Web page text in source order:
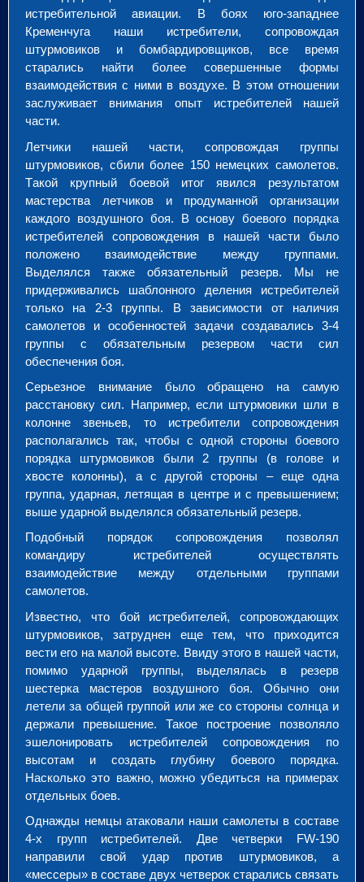
истребительной авиации. В боях юго-западнее
Кременчуга наши истребители, сопровождая
штурмовиков и бомбардировщиков, все время
старались найти более совершенные формы
взаимодействия с ними в воздухе. В этом отношении
заслуживает внимания опыт истребителей нашей
части.
Летчики нашей части, сопровождая группы
штурмовиков, сбили более 150 немецких самолетов.
Tакой крупный боевой итог явился результатом
мастерства летчиков и продуманной организации
каждого воздушного боя. В основу боевого порядка
истребителей сопровождения в нашей части было
положено взаимодействие между группами.
Выделялся также обязательный резерв. Мы не
придерживались шаблонного деления истребителей
только на 2-3 группы. В зависимости от наличия
самолетов и особенностей задачи создавались 3-4
группы с обязательным резервом части сил
обеспечения боя.
Серьезное внимание было обращено на самую
расстановку сил. Например, если штурмовики шли в
колонне звеньев, то истребители сопровождения
располагались так, чтобы с одной стороны боевого
порядка штурмовиков были 2 группы (в голове и
хвосте колонны), а с другой стороны – еще одна
группа, ударная, летящая в центре и с превышением;
выше ударной выделялся обязательный резерв.
Подобный порядок сопровождения позволял
командиру истребителей осуществлять
взаимодействие между отдельными группами
самолетов.
Известно, что бой истребителей, сопровождающих
штурмовиков, затруднен еще тем, что приходится
вести его на малой высоте. Ввиду этого в нашей части,
помимо ударной группы, выделялась в резерв
шестерка мастеров воздушного боя. Обычно они
летели за общей группой или же со стороны солнца и
держали превышение. Такое построение позволяло
эшелонировать истребителей сопровождения по
высотам и создать глубину боевого порядка.
Насколько это важно, можно убедиться на примерах
отдельных боев.
Однажды немцы атаковали наши самолеты в составе
4-х групп истребителей. Две четверки FW-190
направили свой удар против штурмовиков, а
«мессеры» в составе двух четверок старались связать